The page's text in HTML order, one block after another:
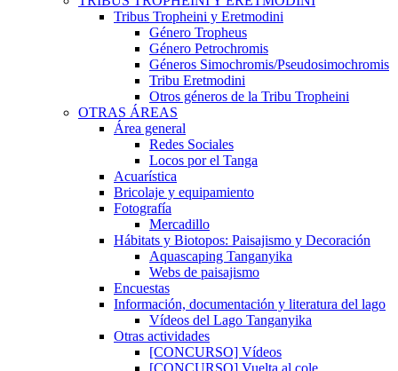
Tribus Tropheini y Eretmodini
Género Tropheus
Género Petrochromis
Géneros Simochromis/Pseudosimochromis
Tribu Eretmodini
Otros géneros de la Tribu Tropheini
OTRAS ÁREAS
Área general
Redes Sociales
Locos por el Tanga
Acuarística
Bricolaje y equipamiento
Fotografía
Mercadillo
Hábitats y Biotopos: Paisajismo y Decoración
Aquascaping Tanganyika
Webs de paisajismo
Encuestas
Información, documentación y literatura del lago
Vídeos del Lago Tanganyika
Otras actividades
[CONCURSO] Vídeos